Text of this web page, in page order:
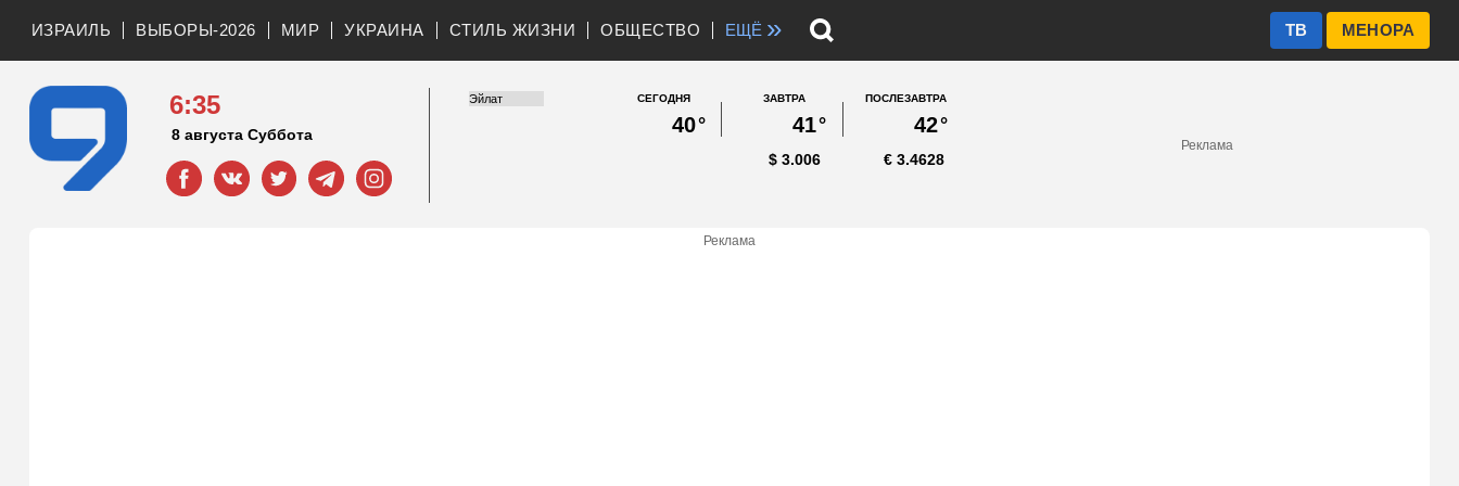
ИЗРАИЛЬ ВЫБОРЫ-2026 МИР УКРАИНА СТИЛЬ ЖИЗНИ ОБЩЕСТВО ЕЩЁ » МЕНОРА
ТВ
6:35
8 августа Суббота
СЕГОДНЯ
40°
ЗАВТРА
41°
ПОСЛЕЗАВТРА
42°
3.006
$ 3.4628
€
Реклама
Реклама